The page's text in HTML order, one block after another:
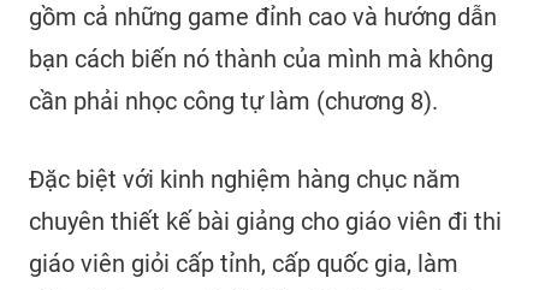
gồm cả những game đỉnh cao và hướng dẫn
bạn cách biến nó thành của mình mà không
cần phải nhọc công tự làm (chương 8).
Đặc biệt với kinh nghiệm hàng chục năm
chuyên thiết kế bài giảng cho giáo viên đi thi
giáo viên giỏi cấp tỉnh, cấp quốc gia, làm